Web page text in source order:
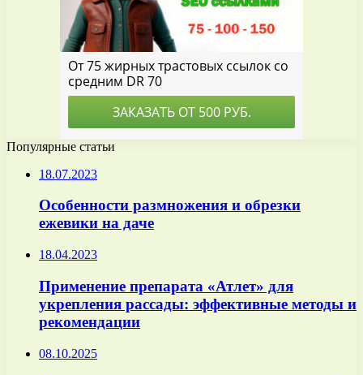
Популярные статьи
18.07.2023
Особенности размножения и обрезки
ежевики на даче
18.04.2023
Применение препарата «Атлет» для
укрепления рассады: эффективные методы и
рекомендации
08.10.2025